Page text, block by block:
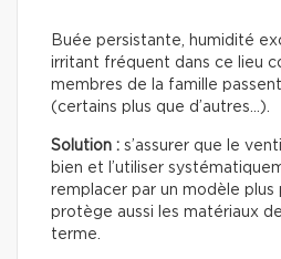
Buée persistante, humidité
irritant fréquent dans ce lieu
membres de la famille
(certains plus que d’autres…).
Solution : s’assurer que le
bien et l’utiliser
remplacer par un modèle plus
protège aussi les matériaux
terme.